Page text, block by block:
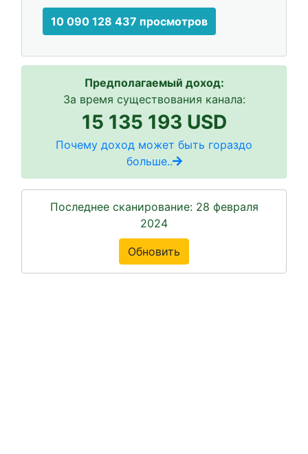
10 090 128 437 просмотров
Предполагаемый доход:
За время существования канала:
15 135 193 USD
Почему доход может быть гораздо
больше..
Последнее сканирование: 28 февраля
2024
Обновить